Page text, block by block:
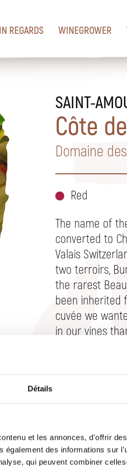
Détails
et les annonces, d'offrir
des informations sur
qui peuvent combiner
IN REGARDS WINEGROWER
SAINT-
Côte
Domaine
Red
The name of
converted to
Valais
two terroirs,
the rarest
been inherited
cuvée we
in our vines
WINE PAIRINGS
MARKET(S)